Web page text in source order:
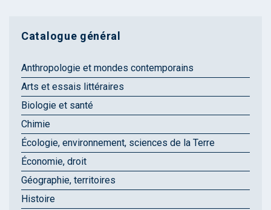
Catalogue général
Anthropologie et mondes contemporains
Arts et essais littéraires
Biologie et santé
Chimie
Écologie, environnement, sciences de la Terre
Économie, droit
Géographie, territoires
Histoire